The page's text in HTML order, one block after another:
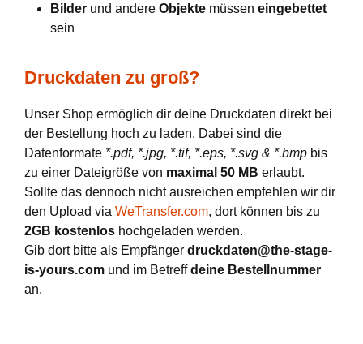
Bilder und andere Objekte müssen eingebettet
sein
Druckdaten zu groß?
Unser Shop ermöglich dir deine Druckdaten direkt bei
der Bestellung hoch zu laden. Dabei sind die
Datenformate *.pdf, *.jpg, *.tif, *.eps, *.svg & *.bmp bis
zu einer Dateigröße von maximal 50 MB erlaubt.
Sollte das dennoch nicht ausreichen empfehlen wir dir
den Upload via WeTransfer.com, dort können bis zu
2GB kostenlos hochgeladen werden.
Gib dort bitte als Empfänger druckdaten@the-stage-
is-yours.com und im Betreffdeine Bestellnummer
an.